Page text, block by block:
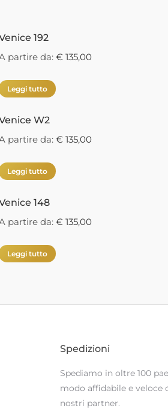
192
partire da: €135,00
Leggi tutto
W2
partire da: €135,00
Leggi tutto
148
partire da: €135,00
Leggi tutto
Spedizioni
Spediamo in oltre 100
modo affidabile e veloce
nostri partner.